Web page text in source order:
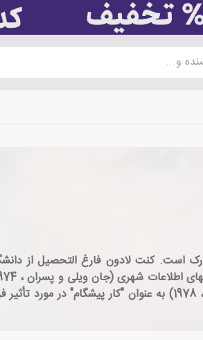
و...
کنت لادون فارغ التحصیل از
دولت بود. کتاب دوم لادون، فناوری ارتباطات و مشارکت دموکراتیک